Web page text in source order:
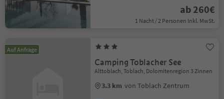
ab 260€
1 Nacht / 2 Personen Inkl. MwSt.
Auf Anfrage
Camping Toblacher See
Alttoblach, Toblach, Dolomitenregion 3 Zinnen
3.3 km von Toblach Zentrum